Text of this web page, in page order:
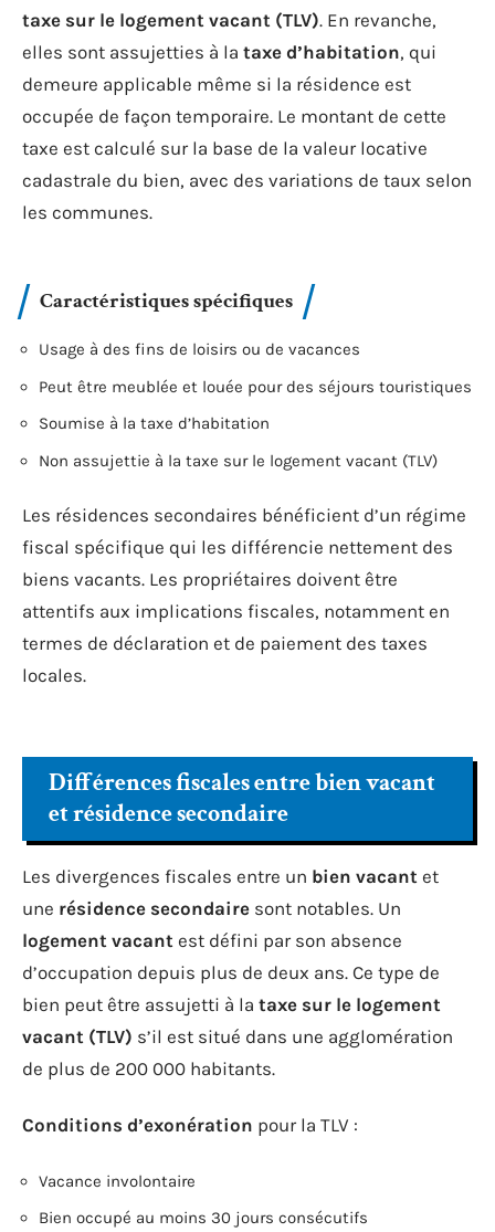
taxe sur le logement vacant (TLV). En revanche,
elles sont assujetties à la taxe d’habitation, qui
demeure applicable même si la résidence est
occupée de façon temporaire. Le montant de cette
taxe est calculé sur la base de la valeur locative
cadastrale du bien, avec des variations de taux selon
les communes.
Caractéristiques spécifiques
Usage à des fins de loisirs ou de vacances
Peut être meublée et louée pour des séjours touristiques
Soumise à la taxe d’habitation
Non assujettie à la taxe sur le logement vacant (TLV)
Les résidences secondaires bénéficient d’un régime
fiscal spécifique qui les différencie nettement des
biens vacants. Les propriétaires doivent être
attentifs aux implications fiscales, notamment en
termes de déclaration et de paiement des taxes
locales.
Différences fiscales entre bien vacant
et résidence secondaire
Les divergences fiscales entre un bien vacant et
une résidence secondaire sont notables. Un
logement vacant est défini par son absence
d’occupation depuis plus de deux ans. Ce type de
bien peut être assujetti à la taxe sur le logement
vacant (TLV) s’il est situé dans une agglomération
de plus de 200 000 habitants.
Conditions d’exonération pour la TLV :
Vacance involontaire
Bien occupé au moins 30 jours consécutifs